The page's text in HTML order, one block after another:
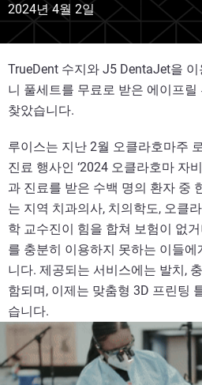
2024년 4월 2일
TrueDent 수지와 J5 DentaJet을
니 풀세트를 무료로 받은 에이프
찾았습니다.
루이스는 지난 2월 오클라호마주
진료 행사인 ‘2024 오클라호마 자
과 진료를 받은 수백 명의 환자 중
는 지역 치과의사, 치의학도, 오클
학 교수진이 힘을 합쳐 보험이 없
를 충분히 이용하지 못하는 이들
니다. 제공되는 서비스에는 발치,
함되며, 이제는 맞춤형 3D 프린팅
습니다.